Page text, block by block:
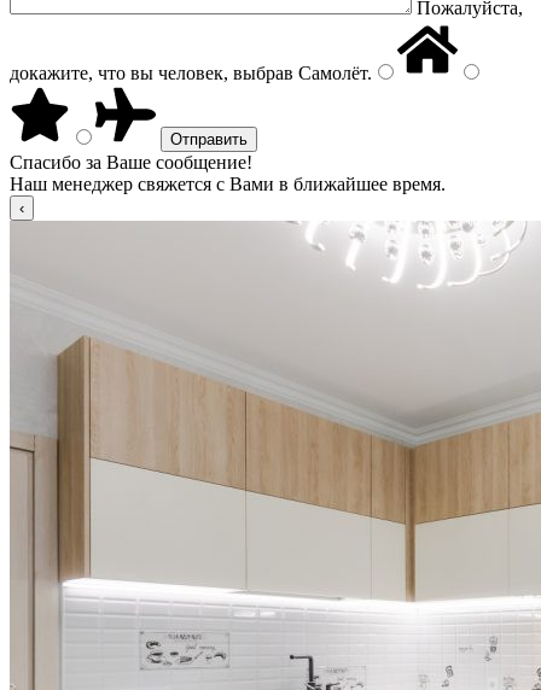
Пожалуйста,
докажите, что вы человек, выбрав Самолёт.
Спасибо за Ваше сообщение!
Наш менеджер свяжется с Вами в ближайшее время.